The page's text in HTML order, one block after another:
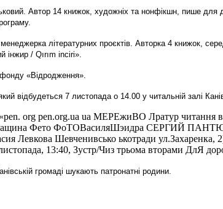
Автор 14 книжок, художніх та нонфікшн, пише
літературних проєктів. Авторка 4 книжок,
інжир / Qırım inciri».
«Відродження».
відбудеться 7 листопада о 14.00 у читальній залі
громаді шукають патронатні родини.